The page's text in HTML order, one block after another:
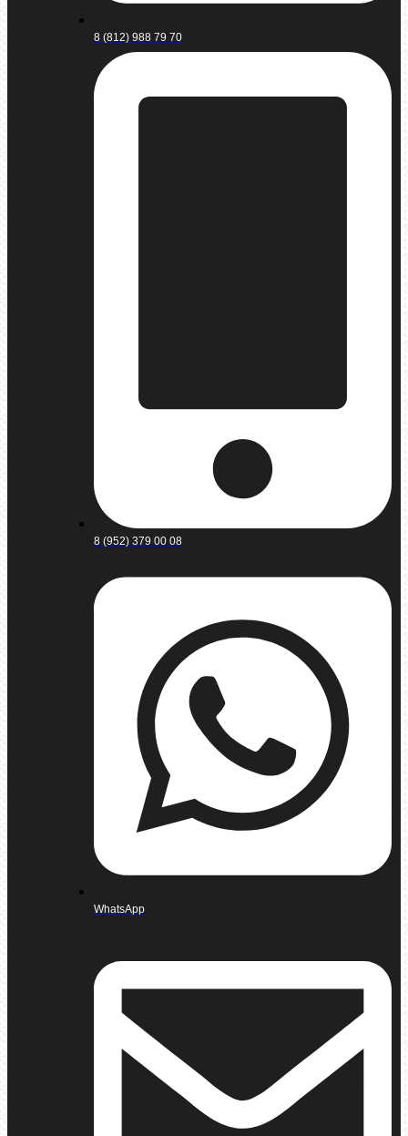
8 (812) 988 79 70
8 (952) 379 00 08
WhatsApp